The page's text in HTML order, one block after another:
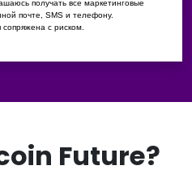
Future?